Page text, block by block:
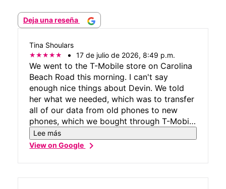
Deja una reseña
Tina Shoulars
17 de julio de 2026, 8:49 p.m.
We went to the T-Mobile store on Carolina
Beach Road this morning. I can't say
enough nice things about Devin. We told
her what we needed, which was to transfer
all of our data from old phones to new
phones, which we bought through T-Mobile
website, and she expertly (and quickly) did
exactly what we wanted. While we were
she was the only one there. She handled all
of us in a timely and friendly manner
Lee más
View on Googlechevron_right